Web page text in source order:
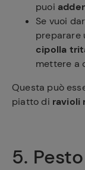
puoi
Se vuoi
preparare
cipolla
mettere a
Questa può
piatto di ravioli
5.